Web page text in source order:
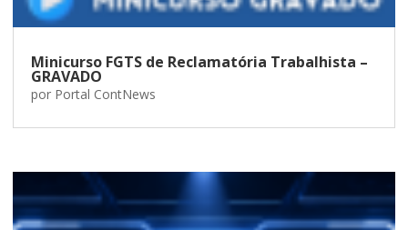
Minicurso FGTS de Reclamatória Trabalhista –
GRAVADO
por Portal ContNews